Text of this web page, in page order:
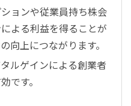
ョンや従業員持ち株会
よる利益を得ることが
向上につながります。
ルゲインによる創業者
です。